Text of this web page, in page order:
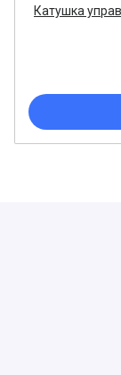
Катушка